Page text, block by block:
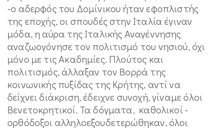
-ο αδερφός του Δομίνικου ήταν εφοπλιστής
της εποχής, οι σπουδές στην Ιταλία έγιναν
μόδα, η αύρα της Ιταλικής Αναγέννησης
αναζωογόνησε τον πολιτισμό του νησιού, όχι
μόνο με τις Ακαδημίες. Πλούτος και
πολιτισμός, άλλαξαν τον Βορρά της
κοινωνικής πυξίδας της Κρήτης, αντί να
δείχνει διάκριση, έδειχνε συνοχή, γίναμε όλοι
Βενετοκρητικοί. Τα δόγματα, καθολικοί -
ορθόδοξοι αλληλοεξουδετερώθηκαν, όλοι